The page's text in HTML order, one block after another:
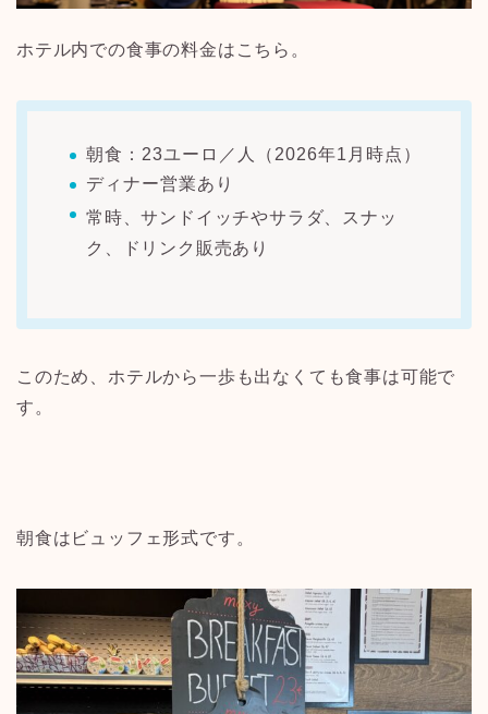
ホテル内での食事の料金はこちら。
朝食：23ユーロ／人（2026年1月時点）
ディナー営業あり
常時、サンドイッチやサラダ、スナッ
ク、ドリンク販売あり
このため、ホテルから一歩も出なくても食事は可能で
す。
朝食はビュッフェ形式です。